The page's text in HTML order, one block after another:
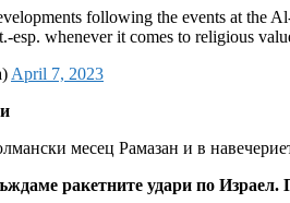
following the events at the
esp. whenever it comes to religious
April 7, 2023
месец Рамазан и в
ракетните удари по Израел.